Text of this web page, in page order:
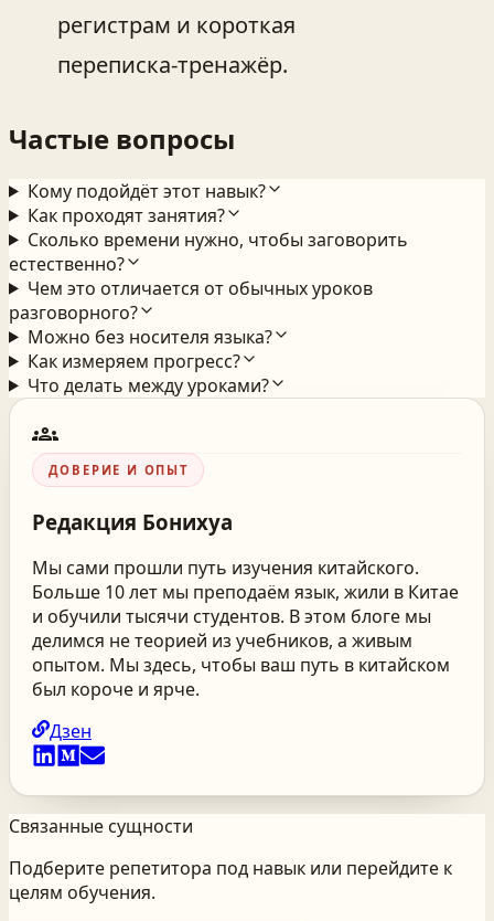
регистрам и короткая
переписка‑тренажёр.
Частые вопросы
Кому подойдёт этот навык?
Как проходят занятия?
Сколько времени нужно, чтобы заговорить
естественно?
Чем это отличается от обычных уроков
разговорного?
Можно без носителя языка?
Как измеряем прогресс?
Что делать между уроками?
groups
ДОВЕРИЕ И ОПЫТ
Редакция Бонихуа
Мы сами прошли путь изучения китайского.
Больше 10 лет мы преподаём язык, жили в Китае
и обучили тысячи студентов. В этом блоге мы
делимся не теорией из учебников, а живым
опытом. Мы здесь, чтобы ваш путь в китайском
был короче и ярче.
Дзен
Связанные сущности
Подберите репетитора под навык или перейдите к
целям обучения.